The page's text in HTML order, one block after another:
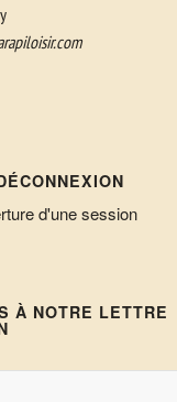
d'une session
À NOTRE LETTRE